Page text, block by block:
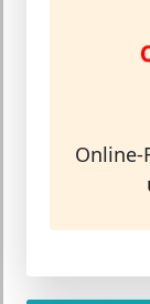
Online-